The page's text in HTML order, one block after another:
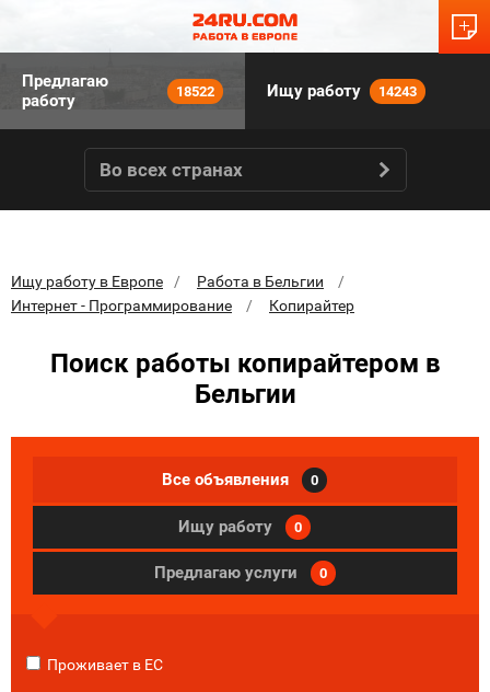
Предлагаю
работу
18522 Ищу работу 14243
Во всех странах
Ищу работу в Европе
Работа в Бельгии
Интернет - Программирование
Копирайтер
Поиск работы копирайтером в
Бельгии
Все объявления 0
Ищу работу 0
Предлагаю услуги 0
Проживает в ЕС